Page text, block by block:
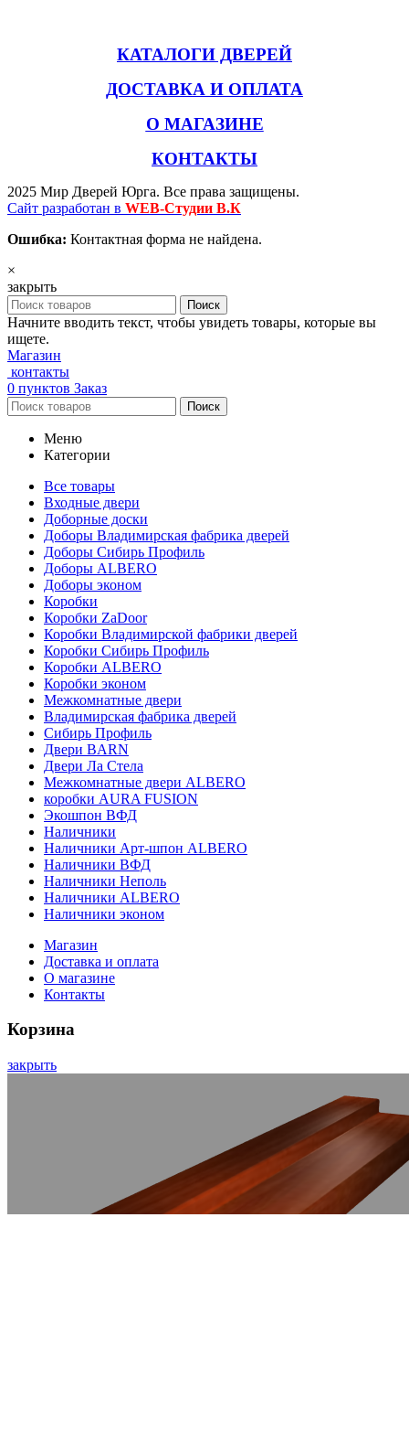
КАТАЛОГИ ДВЕРЕЙ
ДОСТАВКА И ОПЛАТА
О МАГАЗИНЕ
КОНТАКТЫ
2025 Мир Дверей Юрга. Все права защищены.
Сайт разработан в WEB-Студии В.К
Ошибка: Контактная форма не найдена.
×
закрыть
Поиск
Начните вводить текст, чтобы увидеть товары, которые вы
ищете.
Магазин
контакты
0 пунктов Заказ
Поиск
Меню
Категории
Все товары
Входные двери
Доборные доски
Доборы Владимирская фабрика дверей
Доборы Сибирь Профиль
Доборы ALBERO
Доборы эконом
Коробки
Коробки ZaDoor
Коробки Владимирской фабрики дверей
Коробки Сибирь Профиль
Коробки ALBERO
Коробки эконом
Межкомнатные двери
Владимирская фабрика дверей
Сибирь Профиль
Двери BARN
Двери Ла Стела
Межкомнатные двери ALBERO
коробки AURA FUSION
Экошпон ВФД
Наличники
Наличники Арт-шпон ALBERO
Наличники ВФД
Наличники Неполь
Наличники ALBERO
Наличники эконом
Магазин
Доставка и оплата
О магазине
Контакты
Корзина
закрыть